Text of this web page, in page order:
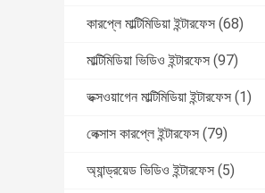
কারপ্লে মাল্টিমিডিয়া ইন্টারফেস (68)
মাল্টিমিডিয়া ভিডিও ইন্টারফেস (97)
ভক্সওয়াগেন মাল্টিমিডিয়া ইন্টারফেস (1)
লেক্সাস কারপ্লে ইন্টারফেস (79)
অ্যান্ড্রয়েড ভিডিও ইন্টারফেস (5)